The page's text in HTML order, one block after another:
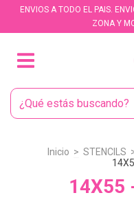
ENVIOS A TODO EL PAIS.
ZONA Y
Inicio > STENCILS
14X55